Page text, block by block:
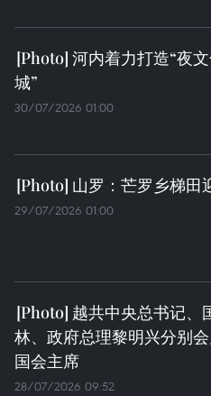
河内着力打造“夜
城”
30/07/2026 01:00
山罗：芒罗乡梯田
29/07/2026 01:00
越共中央总书记、
林、政府总理黎明兴分别
国会主席
28/07/2026 09:52